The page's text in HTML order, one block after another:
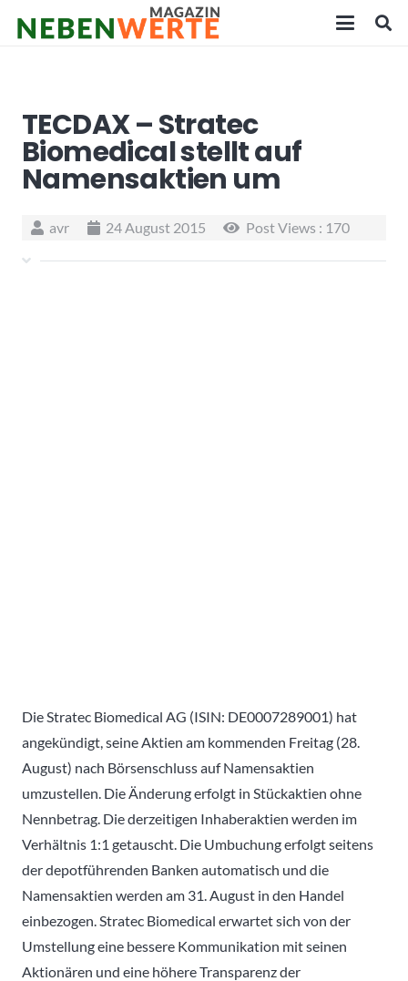
TECDAX – Stratec
Biomedical stellt auf
Namensaktien um
avr 24 August 2015 Post Views : 170
Die Stratec Biomedical AG (ISIN: DE0007289001) hat
angekündigt, seine Aktien am kommenden Freitag (28.
August) nach Börsenschluss auf Namensaktien
umzustellen. Die Änderung erfolgt in Stückaktien ohne
Nennbetrag. Die derzeitigen Inhaberaktien werden im
Verhältnis 1:1 getauscht. Die Umbuchung erfolgt seitens
der depotführenden Banken automatisch und die
Namensaktien werden am 31. August in den Handel
einbezogen. Stratec Biomedical erwartet sich von der
Umstellung eine bessere Kommunikation mit seinen
Aktionären und eine höhere Transparenz der